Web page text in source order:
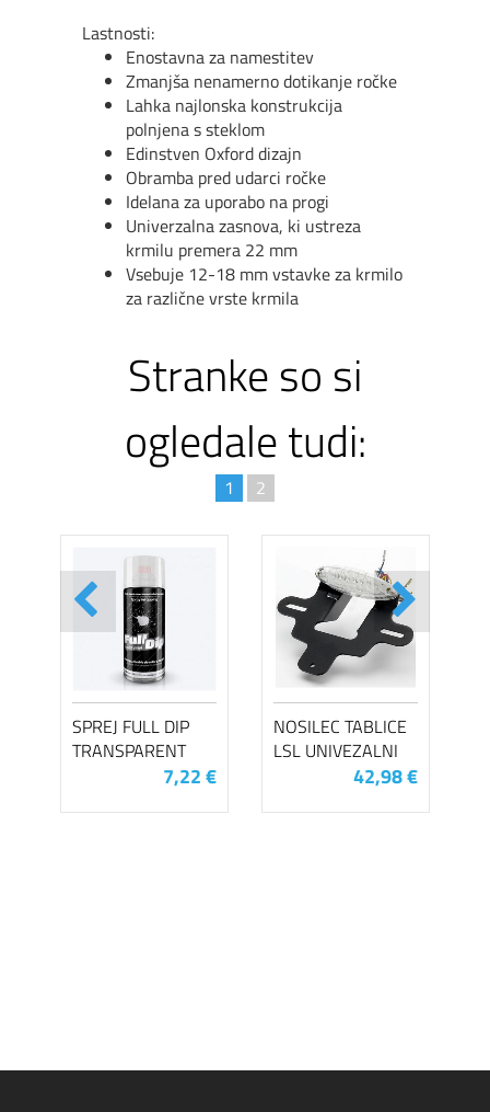
Lastnosti:
Enostavna za namestitev
Zmanjša nenamerno dotikanje ročke
Lahka najlonska konstrukcija
polnjena s steklom
Edinstven Oxford dizajn
Obramba pred udarci ročke
Idelana za uporabo na progi
Univerzalna zasnova, ki ustreza
krmilu premera 22 mm
Vsebuje 12-18 mm vstavke za krmilo
za različne vrste krmila
Stranke so si
ogledale tudi:
1 2
SPREJ FULL DIP
TRANSPARENT
7,22 €
NOSILEC TABLICE
LSL UNIVEZALNI
42,98 €